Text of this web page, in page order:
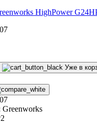
HighPower
Уже в
Greenworks